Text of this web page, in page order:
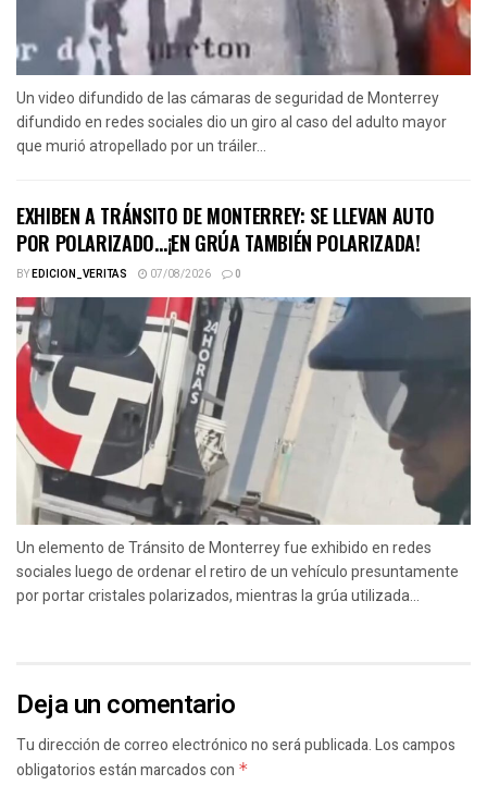
Un video difundido de las cámaras de seguridad de Monterrey
difundido en redes sociales dio un giro al caso del adulto mayor
que murió atropellado por un tráiler...
EXHIBEN A TRÁNSITO DE MONTERREY: SE LLEVAN AUTO
POR POLARIZADO…¡EN GRÚA TAMBIÉN POLARIZADA!
BYEDICION_VERITAS 07/08/2026 0
Un elemento de Tránsito de Monterrey fue exhibido en redes
sociales luego de ordenar el retiro de un vehículo presuntamente
por portar cristales polarizados, mientras la grúa utilizada...
Deja un comentario
Tu dirección de correo electrónico no será publicada.Los campos
obligatorios están marcados con *